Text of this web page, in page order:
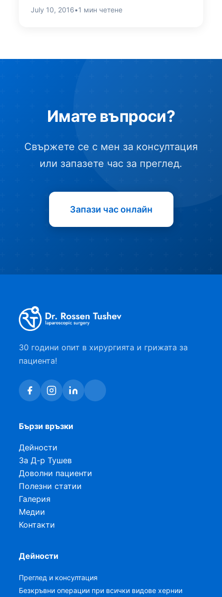
July 10, 2016•1 мин четене
Имате въпроси?
Свържете се с мен за консултация
или запазете час за преглед.
Запази час онлайн
30 години опит в хирургията и грижата за
пациента!
Бързи връзки
Дейности
За Д-р Тушев
Доволни пациенти
Полезни статии
Галерия
Медии
Контакти
Дейности
Преглед и консултация
Безкръвни операции при всички видове хернии